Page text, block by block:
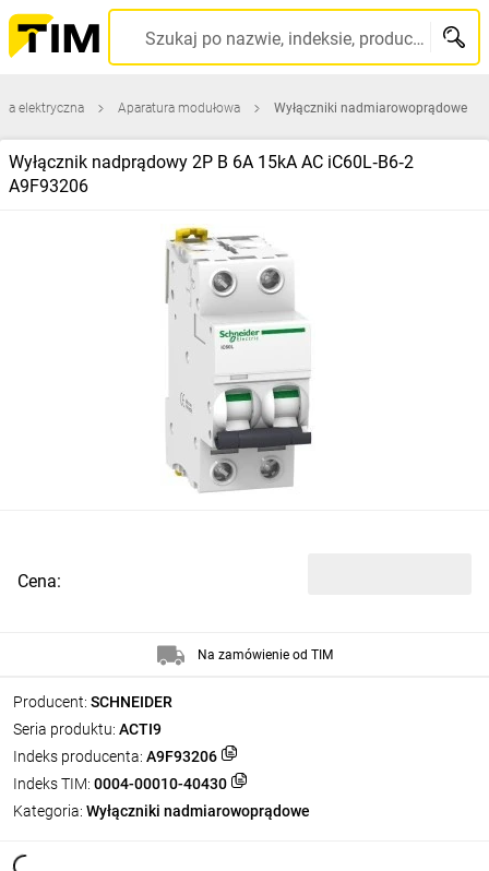
Szukaj po nazwie, indeksie, producencie, kodzie kreskowym...
elektryczna Aparatura modułowa Wyłączniki nadmiarowoprądowe
Wyłącznik nadprądowy 2P B 6A 15kA AC iC60L‑B6‑2
A9F93206
Producent: SCHNEIDER
Seria produktu: ACTI9
Indeks producenta: A9F93206
Indeks TIM: 0004-00010-40430
Kategoria: Wyłączniki nadmiarowoprądowe
Cena:
Na zamówienie od TIM